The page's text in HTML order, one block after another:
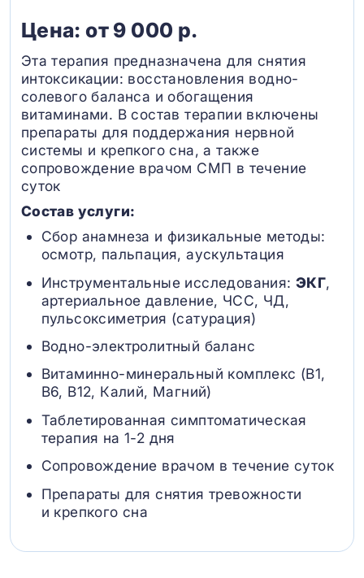
Цена: от 9 000 р.
Эта терапия предназначена для снятия
интоксикации: восстановления водно-
солевого баланса и обогащения
витаминами. В состав терапии включены
препараты для поддержания нервной
системы и крепкого сна, а также
сопровождение врачом СМП в течение
суток
Состав услуги:
Сбор анамнеза и физикальные методы:
осмотр, пальпация, аускультация
Инструментальные исследования: ЭКГ,
артериальное давление, ЧСС, ЧД,
пульсоксиметрия (сатурация)
Водно-электролитный баланс
Витаминно-минеральный комплекс (B1,
B6, В12, Калий, Магний)
Таблетированная симптоматическая
терапия на 1-2 дня
Сопровождение врачом в течение суток
Препараты для снятия тревожности
и крепкого сна